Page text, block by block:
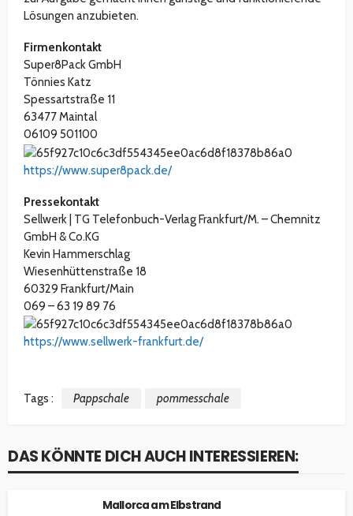
Lösungen anzubieten.
Firmenkontakt
Super8Pack GmbH
Tönnies Katz
Spessartstraße 11
63477 Maintal
06109 501100
https://www.super8pack.de/
Pressekontakt
Sellwerk | TG Telefonbuch-Verlag Frankfurt/M. – Chemnitz
GmbH & Co.KG
Kevin Hammerschlag
Wiesenhüttenstraße 18
60329 Frankfurt/Main
069 – 63 19 89 76
https://www.sellwerk-frankfurt.de/
Tags : Pappschale pommesschale
DAS KÖNNTE DICH AUCH INTERESSIEREN:
Mallorca am Elbstrand